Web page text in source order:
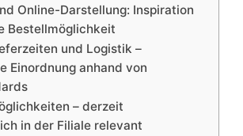
Online-Darstellung: Inspiration
Bestellmöglichkeit
und Logistik –
Einordnung anhand von
– derzeit
in der Filiale relevant